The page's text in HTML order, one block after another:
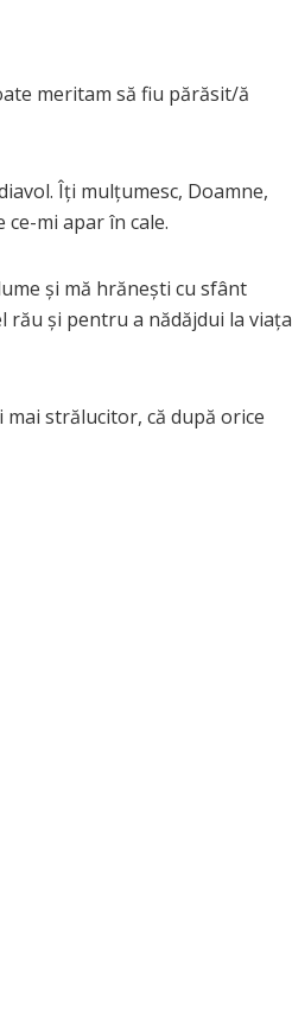
meritam să fiu părăsit/ă
Îţi mulţumesc, Doamne,
mi apar în cale.
şi mă hrăneşti cu sfânt
rău şi pentru a nădăjdui la viaţa
strălucitor, că după orice